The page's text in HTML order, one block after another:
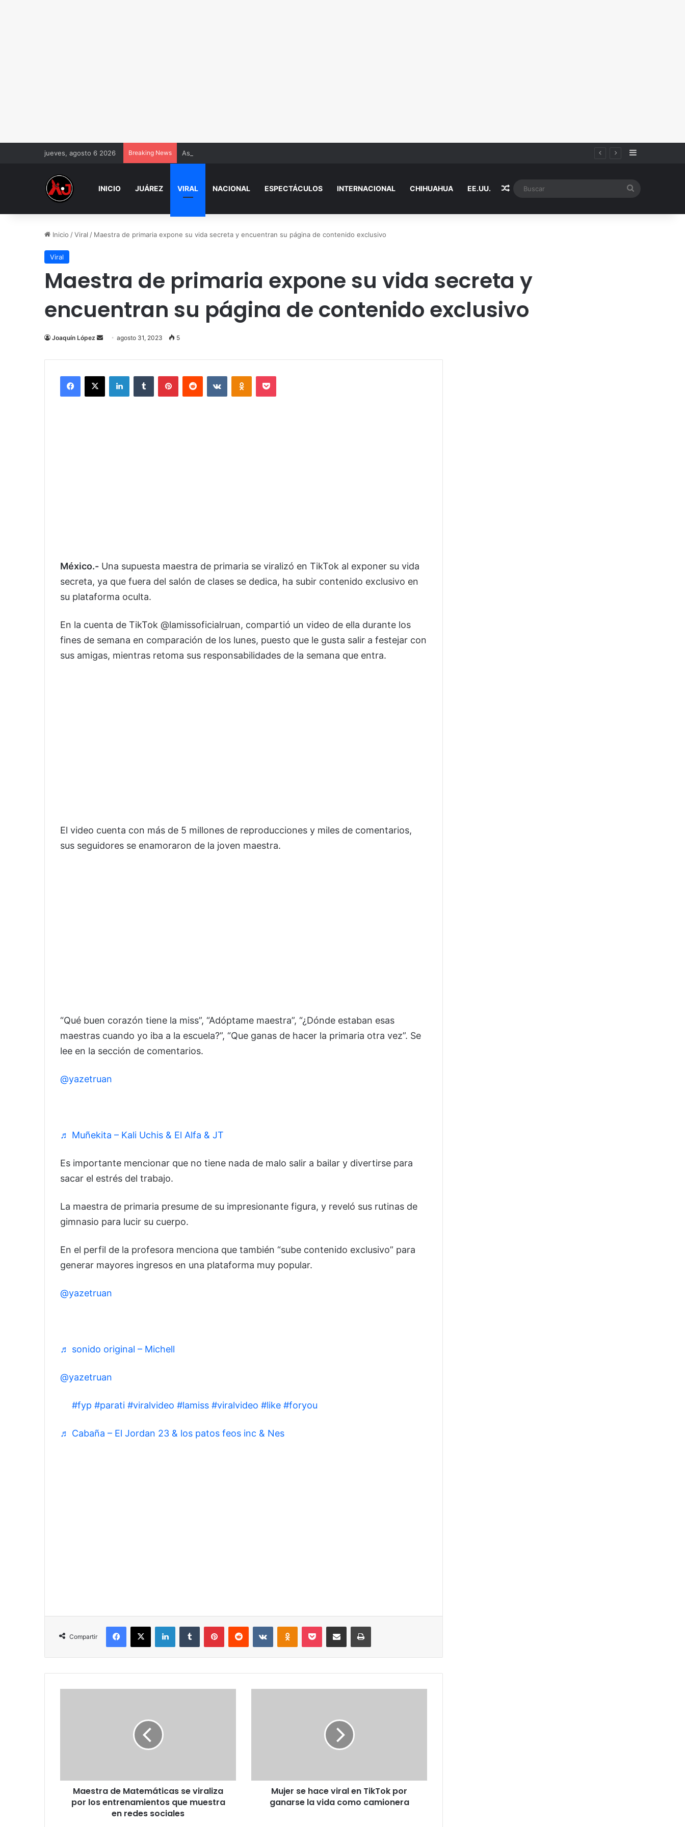
jueves, agosto 6 2026 Breaking News Aseguran un tigre, un lagarto y una Hummer durante cateo en Ciudad Juárez Sidebar
INICIO JUÁREZ VIRAL NACIONAL ESPECTÁCULOS INTERNACIONAL CHIHUAHUA EE.UU. Random Article
Inicio /Viral / Maestra de primaria expone su vida secreta y encuentran su página de contenido exclusivo
Viral
Maestra de primaria expone su vida secreta y
encuentran su página de contenido exclusivo
Joaquín López
Send
email
agosto 31, 2023 5
Facebook
X LinkedInTumblr PinterestReddit VKontakteOdnoklassniki
Pocket
México.- Una supuesta maestra de primaria se viralizó en TikTok al exponer su vida
secreta, ya que fuera del salón de clases se dedica, ha subir contenido exclusivo en
su plataforma oculta.
En la cuenta de TikTok @lamissoficialruan, compartió un video de ella durante los
fines de semana en comparación de los lunes, puesto que le gusta salir a festejar con
sus amigas, mientras retoma sus responsabilidades de la semana que entra.
El video cuenta con más de 5 millones de reproducciones y miles de comentarios,
sus seguidores se enamoraron de la joven maestra.
“Qué buen corazón tiene la miss”, “Adóptame maestra”, “¿Dónde estaban esas
maestras cuando yo iba a la escuela?”, “Que ganas de hacer la primaria otra vez”. Se
lee en la sección de comentarios.
@yazetruan
♬ Muñekita – Kali Uchis & El Alfa & JT
Es importante mencionar que no tiene nada de malo salir a bailar y divertirse para
sacar el estrés del trabajo.
La maestra de primaria presume de su impresionante figura, y reveló sus rutinas de
gimnasio para lucir su cuerpo.
En el perfil de la profesora menciona que también “sube contenido exclusivo” para
generar mayores ingresos en una plataforma muy popular.
@yazetruan
♬ sonido original – Michell
@yazetruan
#fyp #parati #viralvideo #lamiss #viralvideo #like #foryou
♬ Cabaña – El Jordan 23 & los patos feos inc & Nes
Compartir
Facebook
X LinkedInTumblr PinterestReddit VKontakteOdnoklassniki
Pocket Share via Email Print
que
muestra
Maestra de Matemáticas se viraliza
por los entrenamientos que muestra
en redes sociales
la
Mujer se hace viral en TikTok por
ganarse la vida como camionera